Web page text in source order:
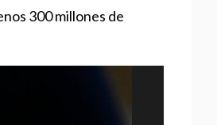
300 millones de